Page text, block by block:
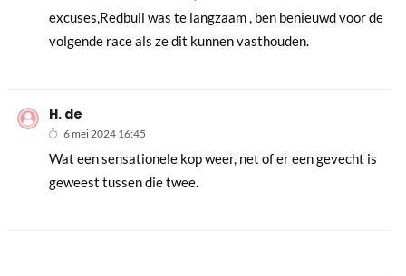
excuses,Redbull was te langzaam , ben benieuwd voor de
volgende race als ze dit kunnen vasthouden.
H. de
6 mei 2024 16:45
Wat een sensationele kop weer, net of er een gevecht is
geweest tussen die twee.